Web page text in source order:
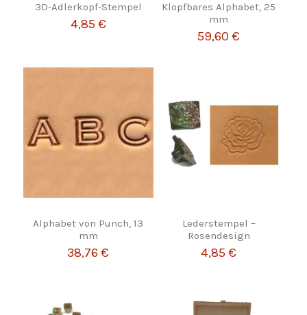
3D-Adlerkopf-Stempel
4,85 €
Klopfbares Alphabet, 25
mm
59,60 €
Alphabet von Punch, 13
mm
38,76 €
Lederstempel –
Rosendesign
4,85 €